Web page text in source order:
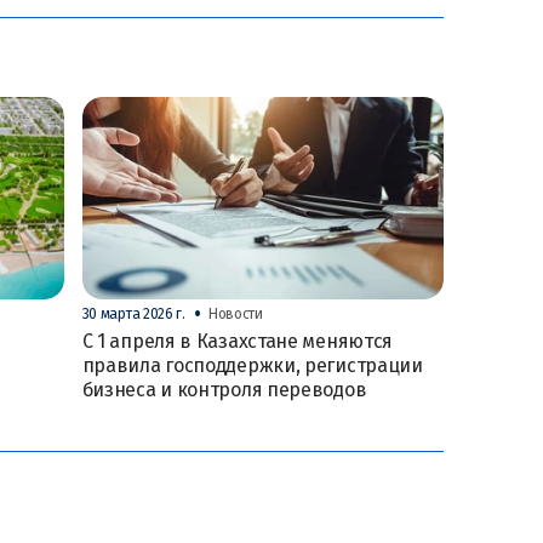
30 марта 2026 г. • Новости
С 1 апреля в Казахстане меняются
правила господдержки, регистрации
бизнеса и контроля переводов